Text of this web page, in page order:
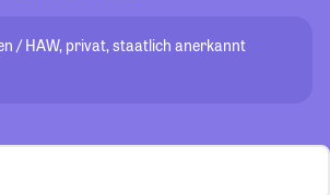
/ HAW, privat, staatlich anerkannt